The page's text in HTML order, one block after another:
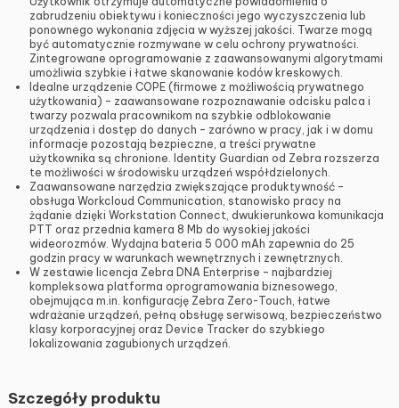
zabrudzeniu obiektywu i konieczności jego wyczyszczenia lub
ponownego wykonania zdjęcia w wyższej jakości. Twarze mogą
być automatycznie rozmywane w celu ochrony prywatności.
Zintegrowane oprogramowanie z zaawansowanymi algorytmami
umożliwia szybkie i łatwe skanowanie kodów kreskowych.
Idealne urządzenie COPE (firmowe z możliwością prywatnego
użytkowania) – zaawansowane rozpoznawanie odcisku palca i
twarzy pozwala pracownikom na szybkie odblokowanie
urządzenia i dostęp do danych – zarówno w pracy, jak i w domu
informacje pozostają bezpieczne, a treści prywatne
użytkownika są chronione. Identity Guardian od Zebra rozszerza
te możliwości w środowisku urządzeń współdzielonych.
Zaawansowane narzędzia zwiększające produktywność –
obsługa Workcloud Communication, stanowisko pracy na
żądanie dzięki Workstation Connect, dwukierunkowa komunikacja
PTT oraz przednia kamera 8 Mb do wysokiej jakości
wideorozmów. Wydajna bateria 5 000 mAh zapewnia do 25
godzin pracy w warunkach wewnętrznych i zewnętrznych.
W zestawie licencja Zebra DNA Enterprise – najbardziej
kompleksowa platforma oprogramowania biznesowego,
obejmująca m.in. konfigurację Zebra Zero-Touch, łatwe
wdrażanie urządzeń, pełną obsługę serwisową, bezpieczeństwo
klasy korporacyjnej oraz Device Tracker do szybkiego
lokalizowania zagubionych urządzeń.
Szczegóły produktu